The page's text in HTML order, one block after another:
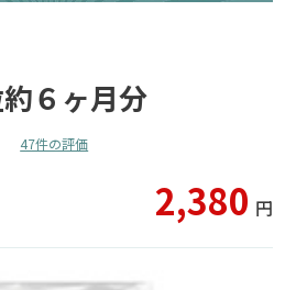
６ヶ月分
47件の評価
2,380 円